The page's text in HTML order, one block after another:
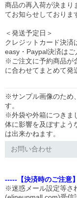
商品の再入荷が決まり
てお知らせしておりま
＜発送予定日＞
クレジットカード決済
easy・Paypal決済は
※ご注文に予約商品が
に合わせてまとめて発
※サンプル画像のため
す。
※外袋や外箱につきま
体に影響を及ぼすよう
は出来かねます。
お問い合わせ
-----【決済時のご注意
※迷惑メール設定等さ